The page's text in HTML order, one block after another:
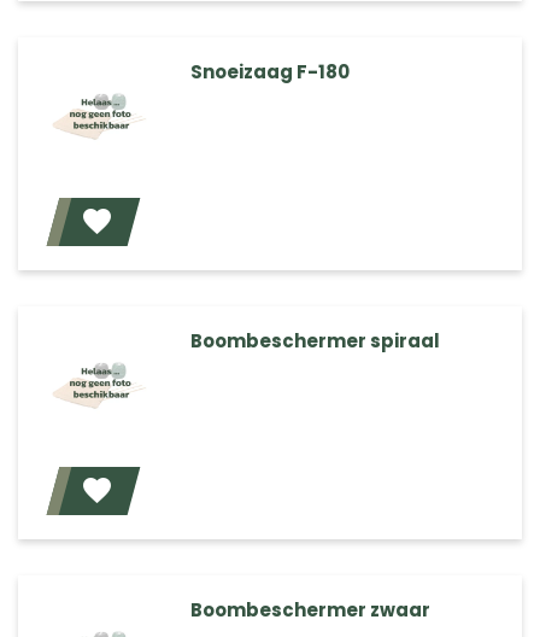
Snoeizaag F-180
Boombeschermer spiraal
Boombeschermer zwaar